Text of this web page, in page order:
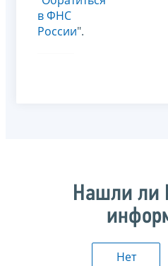
в ФНС
России".
Нашли ли
Нет